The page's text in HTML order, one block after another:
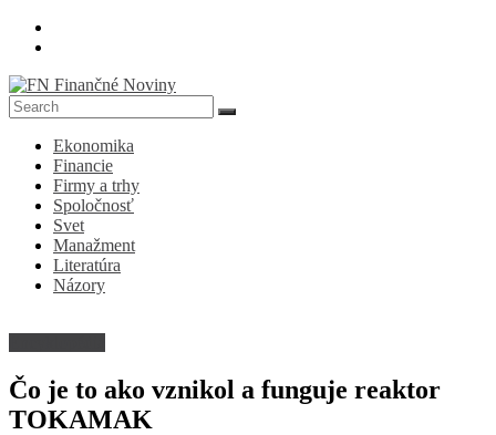
Skip
FN
Finančné
Noviny
Denník
ekonomike
spoločnosti
Ekonomika
Financie
Firmy a trhy
Spoločnosť
Svet
Manažment
Literatúra
Názory
Čo je to ako vznikol a funguje reaktor
TOKAMAK